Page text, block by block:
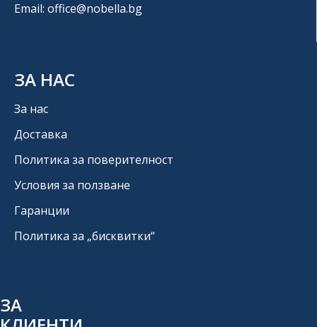
Email: office@nobella.bg
ЗА НАС
За нас
Доставка
Политика за поверителност
Условия за ползване
Гаранции
Политика за „бисквитки“
ЗА